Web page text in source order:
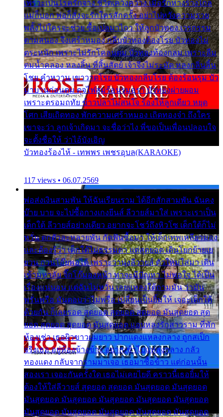
เพราะเป็นโรครักจาง ชีวิตเคว้งคว้าง เมื่อรักห่างร้างไกล
แม่ก็บอก พ่อก็สั่งจะรักใครสักครั้ง อย่าไปหวังความรวย
พลั้งไปใครจะช่วย ซื้อเปลมาไกว ให้ลูกบัวทอง เวรกรรม
ตามสนอง จึงเศร้าหมอง กลีบบัวทองต้องโรย บัวทองไม่
ตระหนัก เพราะไม่รักโคลนตม บัวทองท้องกลม เพราะลืม
ตมน้ำคลอง หลงลิ้น ที่สิ้นสัตย์ เจ้าจึงไม่ระมัด หลงกลิ่นลิ้น
โชย คำหวาน เขาวาดโรย บัวทองกลีบโรย ต้องร้อนรุม บัว
มาบานก่อนตูม ดุจไฟสุมร้อนรุมอุรา บัวทองผ่ายผอม
เพราะตรอมฤทัย ข้าวปลาไม่สนใจ ร้องไห้ลูกเดียว หยุด
โศก เสียเถิดทอง พักความเศร้าหมอง เถิดทองจ๋า ถึงใคร
เขาจะว่า ลูกเจ้าเกิดมา จะชื่อว่าไง พี่ขอเป็นเพื่อนปลอบใจ
จะตั้งชื่อให้ ว่าไอ้บังเอิญ
บัวทองร้องไห้ - เทพพร เพชรอุบล(KARAOKE)
117 views • 06.07.2569
พ่อส่งเงินสามพัน ให้ฉันเรียนราม ได้อีกสักสามพัน ฉันคง
บ๊าย บาย จะไปซื้อกางเกงยีนส์ ลีวายส์มาใส่ เพราะเราเป็น
เด็กใต้ ลีวายส์อย่างเดียว อยากจะโชว์ถึงหิวโซ เด็กใต้ก็ไม่
หวั่น ตกตัวละหลายพัน กัดฟันซื้อมา ให้เด็กเทพเหลียวมอง
และต้องรู้ว่า เด็กใต้ไม่ธรรมดา แต่สุดยอด เดินโยกย้ายเย
ยวน กวนโอ๊ยพอได้ เพราะว่านุ่งลีวายส์ ตัวใหม่ใส่มา เดิน
เข้ามหาลัย จิ๊กโก๊มองหน้า ท่าจะมีปัญหา ไม่พอใจ ได้เป็น
เรื่องแน่นอน แต่ฉันไม่หวั่น เลยแหลงใต้ถามมัน ว่ามัน
พรั่นพรือ มันตอบว่าไม่พรื่อ เปลี่ยนเป็นยิ้มให้ เจอะเด็กใต้
ด้วยกัน ก็เลยรอด สุดยอด สุดยอด สุดยอด มันสุดยอด สุด
ยอด สุดยอด สุดยอด มันสุดยอด แอบหลงรักสาวราม ที่พัก
ห้องเช่า เธอผิวขาวผมยาว ปากแดงแหลงกลาง ถูกสเป็ก
จริงเธอ อยู่ห้องข้างข้าง อยากเข้าไปแหลงกลาง กลัว
ทองแดง กลับจากรามมาเจอ เธอมาซื้อข้าว แต่ก่อนนั้น
สองเรา เจอะกันครั้งใด เธอไม่เคยไยดี คราวนี้เธอยิ้มให้
ต้องให้ใส่ลีวายส์ สุดยอด สุดยอด มันสุดยอด มันสุดยอด
มันสุดยอด มันสุดยอด มันสุดยอด มันสุดยอด มันสุดยอด
มันสุดยอด มันสุดยอด มันสุดยอด มันสุดยอด มันสุดยอด